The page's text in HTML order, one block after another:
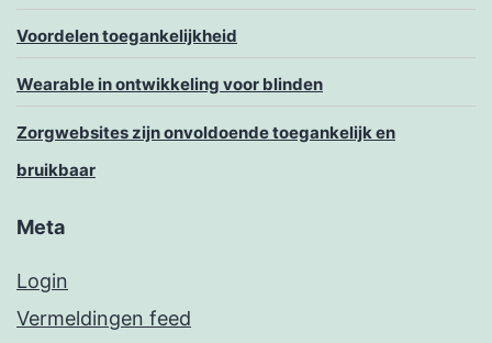
Voordelen toegankelijkheid
Wearable in ontwikkeling voor blinden
Zorgwebsites zijn onvoldoende toegankelijk en
bruikbaar
Meta
Login
Vermeldingen feed